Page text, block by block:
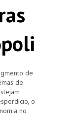
de
de
o
no